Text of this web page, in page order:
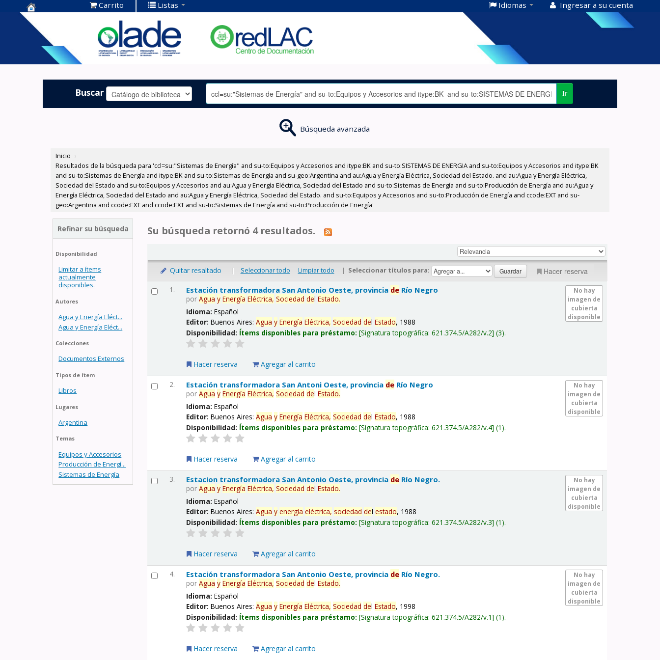
Centro de
Documentación
OLADE -
Carrito Listas Idiomas Ingresar a su cuenta
Buscar Ir
Búsqueda avanzada
Inicio ›
Resultados de la búsqueda para 'ccl=su:"Sistemas de Energía" and su-to:Equipos y Accesorios and itype:BK and su-to:SISTEMAS DE ENERGIA and su-to:Equipos y Accesorios and itype:BK
and su-to:Sistemas de Energía and itype:BK and su-to:Sistemas de Energía and su-geo:Argentina and au:Agua y Energía Eléctrica, Sociedad del Estado. and au:Agua y Energía Eléctrica,
Sociedad del Estado and su-to:Equipos y Accesorios and au:Agua y Energía Eléctrica, Sociedad del Estado and su-to:Sistemas de Energía and su-to:Producción de Energía and au:Agua y
Energía Eléctrica, Sociedad del Estado and au:Agua y Energía Eléctrica, Sociedad del Estado. and su-to:Equipos y Accesorios and su-to:Producción de Energía and ccode:EXT and su-
geo:Argentina and ccode:EXT and ccode:EXT and su-to:Sistemas de Energía and su-to:Producción de Energía'
Refinar su búsqueda
Disponibilidad
Limitar a ítems
actualmente
disponibles.
Autores
Agua y Energía Eléct...
Agua y Energía Eléct...
Colecciones
Documentos Externos
Tipos de ítem
Libros
Lugares
Argentina
Temas
Equipos y Accesorios
Producción de Energí...
Sistemas de Energía
Su búsqueda retornó 4 resultados.
Quitar resaltado | Seleccionar todo Limpiar todo | Seleccionar títulos para: Hacer reserva
1.
No hay
imagen de
cubierta
disponible
Estación transformadora San Antonio Oeste, provincia de Río Negro
porAgua y Energía Eléctrica, Sociedad delEstado.
Idioma:Español
Editor:Buenos Aires:Agua y Energía Eléctrica, Sociedad delEstado, 1988
Disponibilidad: Ítems disponibles para préstamo: Signatura topográfica:621.374.5/A282/v.2 (3).
Hacer reserva Agregar al carrito
2.
No hay
imagen de
cubierta
disponible
Estación transformadora San Antoni Oeste, provincia de Río Negro
porAgua y Energía Eléctrica, Sociedad delEstado.
Idioma:Español
Editor:Buenos Aires:Agua y Energía Eléctrica, Sociedad delEstado, 1988
Disponibilidad: Ítems disponibles para préstamo: Signatura topográfica:621.374.5/A282/v.4 (1).
Hacer reserva Agregar al carrito
3.
No hay
imagen de
cubierta
disponible
Estacion transformadora San Antonio Oeste, provincia de Río Negro.
porAgua y Energía Eléctrica, Sociedad delEstado.
Idioma:Español
Editor:Buenos Aires:Agua y energía eléctrica, sociedad delestado, 1988
Disponibilidad: Ítems disponibles para préstamo: Signatura topográfica:621.374.5/A282/v.3 (1).
Hacer reserva Agregar al carrito
4.
No hay
imagen de
cubierta
disponible
Estación transformadora San Antonio Oeste, provincia de Río Negro.
porAgua y Energía Eléctrica, Sociedad delEstado.
Idioma:Español
Editor:Buenos Aires:Agua y Energía Eléctrica, Sociedad delEstado, 1998
Disponibilidad: Ítems disponibles para préstamo: Signatura topográfica:621.374.5/A282/v.1 (1).
Hacer reserva Agregar al carrito